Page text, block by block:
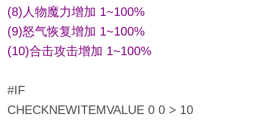
(8)人物魔力增加 1~100%
(9)怒气恢复增加 1~100%
(10)合击攻击增加 1~100%
#IF
CHECKNEWITEMVALUE 0 0 > 10